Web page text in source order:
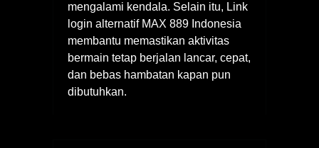
mengalami kendala. Selain itu, Link
login alternatif MAX 889 Indonesia
membantu memastikan aktivitas
bermain tetap berjalan lancar, cepat,
dan bebas hambatan kapan pun
dibutuhkan.